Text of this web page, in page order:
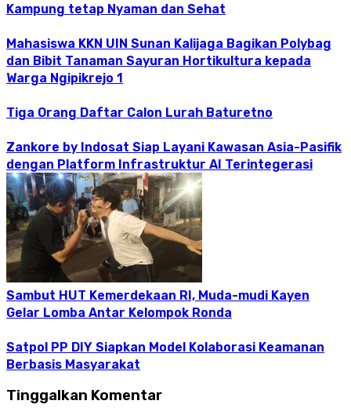
Kampung tetap Nyaman dan Sehat
Mahasiswa KKN UIN Sunan Kalijaga Bagikan Polybag
dan Bibit Tanaman Sayuran Hortikultura kepada
Warga Ngipikrejo 1
Tiga Orang Daftar Calon Lurah Baturetno
Zankore by Indosat Siap Layani Kawasan Asia-Pasifik
dengan Platform Infrastruktur AI Terintegerasi
Sambut HUT Kemerdekaan RI, Muda-mudi Kayen
Gelar Lomba Antar Kelompok Ronda
Satpol PP DIY Siapkan Model Kolaborasi Keamanan
Berbasis Masyarakat
Tinggalkan Komentar